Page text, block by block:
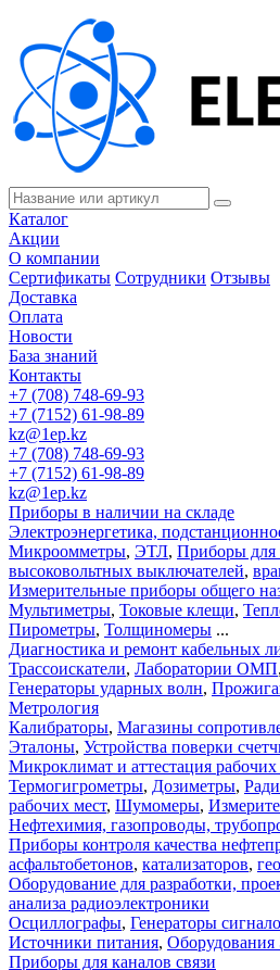
Каталог
Акции
О компании
Сертификаты Сотрудники Отзывы
Доставка
Оплата
Новости
База знаний
Контакты
+7 (708) 748-69-93
+7 (7152) 61-98-89
kz@1ep.kz
+7 (708) 748-69-93
+7 (7152) 61-98-89
kz@1ep.kz
Приборы в наличии на складе
Электроэнергетика,
Микроомметры, ЭТЛ, Приборы для
высоковольтных выключателей,
Измерительные приборы общего
Мультиметры, Токовые клещи,
Пирометры, Толщиномеры ...
Диагностика и ремонт кабельных
Трассоискатели, Лаборатории ОМП,
Генераторы ударных волн,
Метрология
Калибраторы, Магазины
Эталоны, Устройства поверки
Микроклимат и аттестация рабочих
Термогигрометры, Дозиметры,
рабочих мест, Шумомеры,
Нефтехимия, газопроводы,
Приборы контроля качества
асфальтобетонов, катализаторов,
Оборудование для разработки,
анализа радиоэлектроники
Осциллографы, Генераторы
Источники питания,
Приборы для каналов связи